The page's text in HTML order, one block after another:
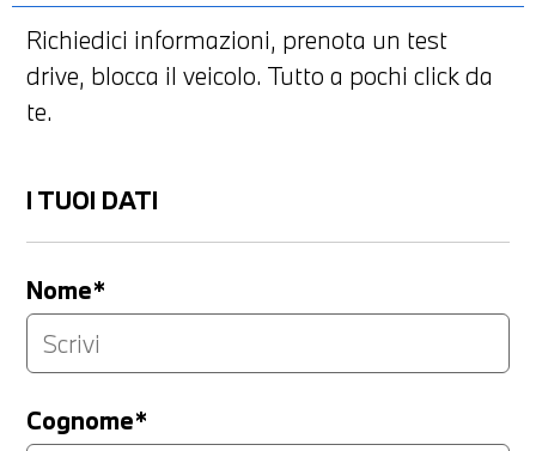
Richiedici informazioni, prenota un test
drive, blocca il veicolo. Tutto a pochi click da
te.
I TUOI DATI
Nome*
Cognome*